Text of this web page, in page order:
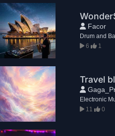
Facor
Drum and
6
1
Travel
Electronic
11
0